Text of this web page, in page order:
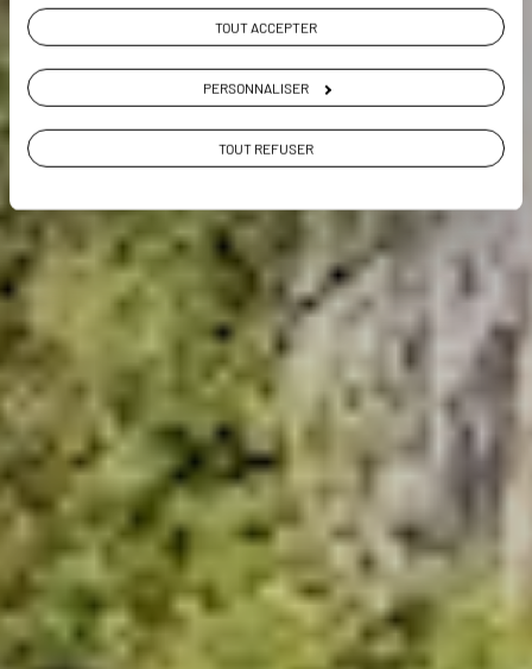
TOUT ACCEPTER
PERSONNALISER
TOUT REFUSER
Allemagne
VOIR LA GALERIE PHOTOS